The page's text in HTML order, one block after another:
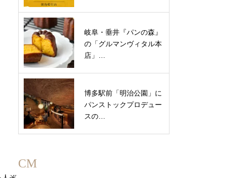
岐阜・垂井『パンの森』
の「グルマンヴィタル本
店」…
博多駅前「明治公園」に
パンストックプロデュー
スの…
CM